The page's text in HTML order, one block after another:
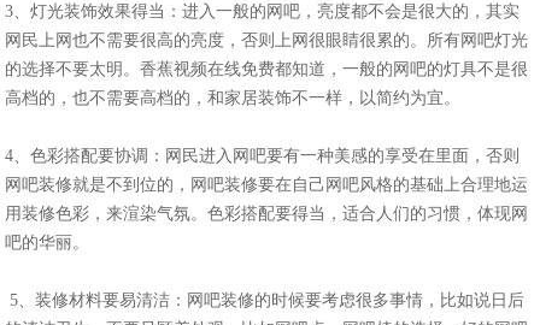
3、灯光装饰效果得当：进入一般的网吧，亮度都不会是很大的，其实
网民上网也不需要很高的亮度，否则上网很眼睛很累的。所有网吧灯光
的选择不要太明。香蕉视频在线免费都知道，一般的网吧的灯具不是很
高档的，也不需要高档的，和家居装饰不一样，以简约为宜。
4、色彩搭配要协调：网民进入网吧要有一种美感的享受在里面，否则
网吧装修就是不到位的，网吧装修要在自己网吧风格的基础上合理地运
用装修色彩，来渲染气氛。色彩搭配要得当，适合人们的习惯，体现网
吧的华丽。
5、装修材料要易清洁：网吧装修的时候要考虑很多事情，比如说日后